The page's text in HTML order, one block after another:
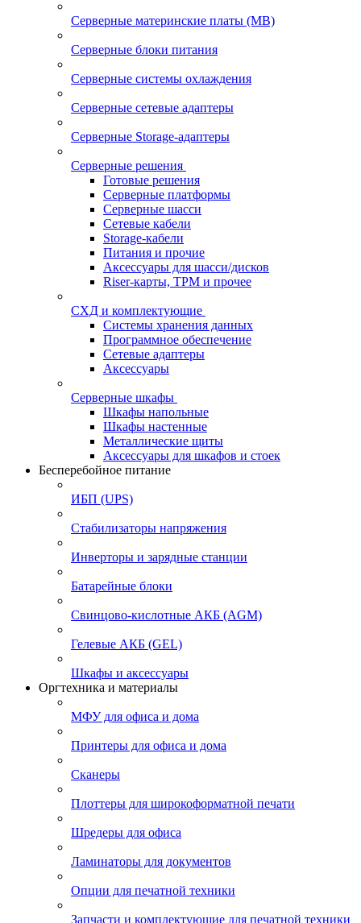
Серверные материнские платы (MB)
Серверные блоки питания
Серверные системы охлаждения
Серверные сетевые адаптеры
Серверные Storage-адаптеры
Серверные решения
Готовые решения
Серверные платформы
Серверные шасси
Сетевые кабели
Storage-кабели
Питания и прочие
Аксессуары для шасси/дисков
Riser-карты, TPM и прочее
СХД и комплектующие
Системы хранения данных
Программное обеспечение
Сетевые адаптеры
Аксессуары
Серверные шкафы
Шкафы напольные
Шкафы настенные
Металлические щиты
Аксессуары для шкафов и стоек
Бесперебойное питание
ИБП (UPS)
Стабилизаторы напряжения
Инверторы и зарядные станции
Батарейные блоки
Свинцово-кислотные АКБ (AGM)
Гелевые АКБ (GEL)
Шкафы и аксессуары
Оргтехника и материалы
МФУ для офиса и дома
Принтеры для офиса и дома
Сканеры
Плоттеры для широкоформатной печати
Шредеры для офиса
Ламинаторы для документов
Опции для печатной техники
Запчасти и комплектующие для печатной техники